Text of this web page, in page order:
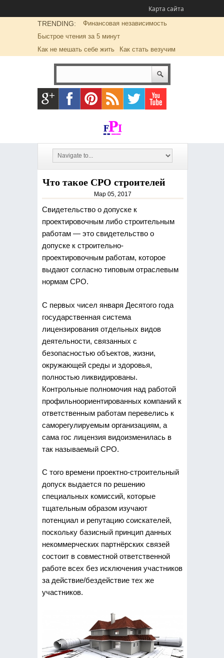
Карта сайта
TRENDING:
Финансовая независимость
Быстрое чтения за 5 минут
Как не мешать себе жить
Как стать везучим
Что такое СРО строителей
Мар 05, 2017
Свидетельство о допуске к
проектировочным либо строительным
работам — это свидетельство о
допускек строительно-
проектировочным работам, которое
выдают согласно типовым отраслевым
нормам СРО.
С первых чисел января Десятого года
государственная система
лицензирования отдельных видов
деятельности, связанных с
безопасностью объектов, жизни,
окружающей среды и здоровья,
полностью ликвидированы.
Контрольные полномочия над работой
профильноориентированных компаний к
ответственным работам перевелись к
саморегулируемым организациям, а
сама гос лицензия видоизменилась в
так называемый СРО.
С того времени проектно-строительный
допуск выдается по решению
специальных комиссий, которые
тщательным образом изучают
потенциал и репутацию соискателей,
поскольку базисный принцип данных
некоммерческих партнёрских связей
состоит в совместной ответственной
работе всех без исключения участников
за действие/бездействие тех же
участников.